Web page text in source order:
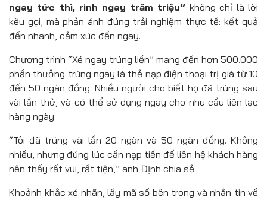
ngay tức thì, rinh ngay trăm triệu”không chỉ là lời
kêu gọi, mà phản ánh đúng trải nghiệm thực tế: kết quả
đến nhanh, cảm xúc đến ngay.
Chương trình “Xé ngay trúng liền” mang đến hơn 500.000
phần thưởng trúng ngay là thẻ nạp điện thoại trị giá từ 10
đến 50 ngàn đồng. Nhiều người cho biết họ đã trúng sau
vài lần thử, và có thể sử dụng ngay cho nhu cầu liên lạc
hàng ngày.
“Tôi đã trúng vài lần 20 ngàn và 50 ngàn đồng. Không
nhiều, nhưng đúng lúc cần nạp tiền để liên hệ khách hàng
nên thấy rất vui, rất tiện,” anh Định chia sẻ.
Khoảnh khắc xé nhãn, lấy mã số bên trong và nhắn tin về